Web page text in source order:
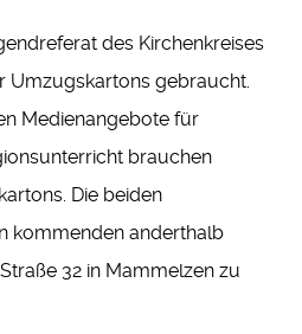
des Kirchenkreises
Umzugskartons gebraucht.
Medienangebote für
brauchen
Die beiden
kommenden anderthalb
32 in Mammelzen zu